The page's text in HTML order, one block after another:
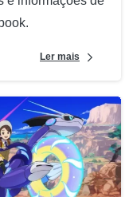
Ler mais